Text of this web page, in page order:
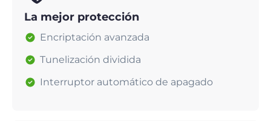
La mejor protección
Encriptación avanzada
Tunelización dividida
Interruptor automático de apagado